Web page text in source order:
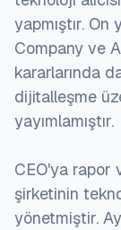
yapmıştır.
Company ve
kararlarında
dijitalleşme
yayımlamıştır.
CEO'ya rapor
şirketinin
yönetmiştir.